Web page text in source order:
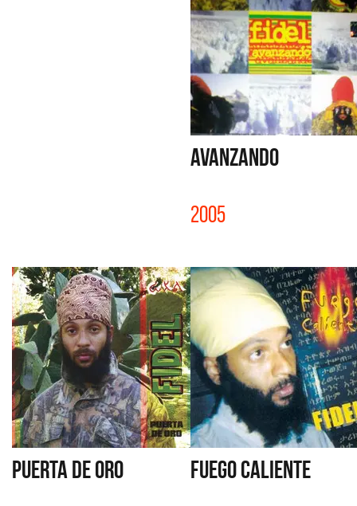
AVANZANDO
2005
PUERTA DE ORO FUEGO CALIENTE